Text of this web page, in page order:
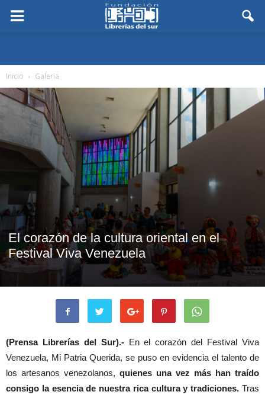
Inicio Galeria
El corazón de la cultura oriental en el
Festival Viva Venezuela
(Prensa Librerías del Sur).-En el corazón del Festival Viva
Venezuela, Mi Patria Querida, se puso en evidencia el talento de
los artesanos venezolanos, quienes una vez más han traído
consigo la esencia de nuestra rica cultura y tradiciones. Tras